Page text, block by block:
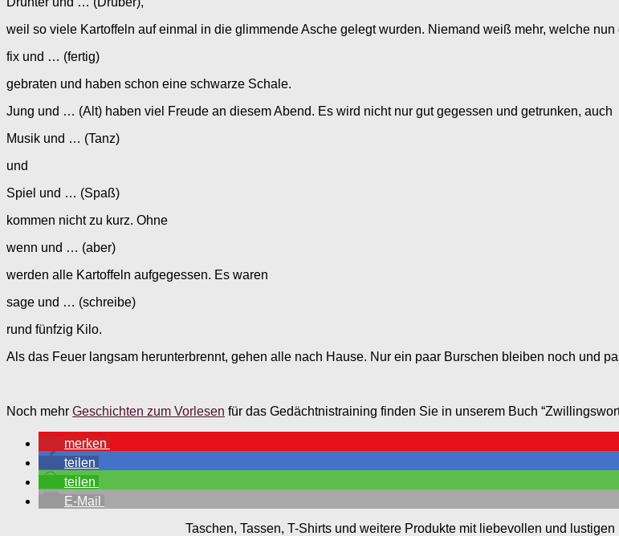
weil so viele Kartoffeln auf einmal in die glimmende Asche gelegt wurden. Niemand weiß mehr, welche
fix und … (fertig)
gebraten und haben schon eine schwarze Schale.
Jung und … (Alt) haben viel Freude an diesem Abend. Es wird nicht nur gut gegessen und getrunken, auch
Musik und … (Tanz)
und
Spiel und … (Spaß)
kommen nicht zu kurz. Ohne
wenn und … (aber)
werden alle Kartoffeln aufgegessen. Es waren
sage und … (schreibe)
rund fünfzig Kilo.
Als das Feuer langsam herunterbrennt, gehen alle nach Hause. Nur ein paar Burschen bleiben noch und
Noch mehr Geschichten zum Vorlesen für das Gedächtnistraining finden Sie in unserem Buch
merken
teilen
teilen
E-Mail
Taschen, Tassen, T-Shirts und weitere Produkte mit liebevollen und lustigen